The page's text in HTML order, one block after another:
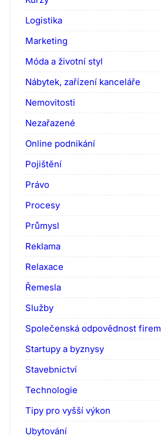
Logistika
Marketing
Móda a životní styl
Nábytek, zařízení kanceláře
Nemovitosti
Nezařazené
Online podnikání
Pojištění
Právo
Procesy
Průmysl
Reklama
Relaxace
Řemesla
Služby
Společenská odpovědnost firem
Startupy a byznysy
Stavebnictví
Technologie
Tipy pro vyšší výkon
Ubytování